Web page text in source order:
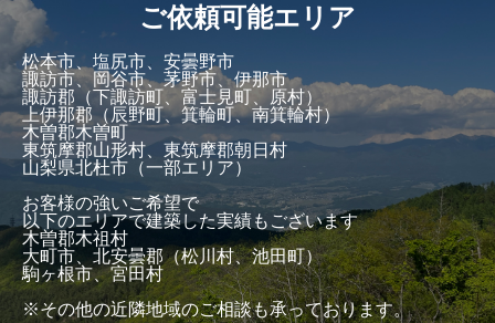
ご依頼可能エリア
松本市、塩尻市、安曇野市
諏訪市、岡谷市、茅野市、伊那市
諏訪郡（下諏訪町、富士見町、原村）
上伊那郡（辰野町、箕輪町、南箕輪村）
木曽郡木曽町
東筑摩郡山形村、東筑摩郡朝日村
山梨県北杜市（一部エリア）
お客様の強いご希望で
以下のエリアで建築した実績もございます
木曽郡木祖村
大町市、北安曇郡（松川村、池田町）
駒ヶ根市、宮田村
※その他の近隣地域のご相談も承っております。